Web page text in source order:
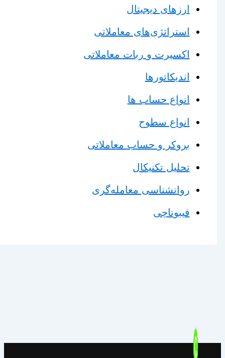
ارزهای دیجیتال
استراتژی‌های معاملاتی
اکسپرت و ربات معاملاتی
اندیکاتورها
انواع حساب ها
انواع سطوح
بروکر و حساب معاملاتی
تحلیل تکنیکال
روانشناسی معامله‌گری
فیبوناچی